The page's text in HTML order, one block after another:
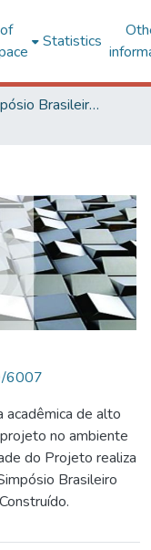
Statistics
SBQP - Simpósio Brasileiro de Qualidade do Projeto no Ambiente Construído
6007
acadêmica de alto
no ambiente
do Projeto realiza
Brasileiro